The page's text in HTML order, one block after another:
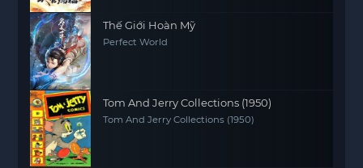
Thế Giới Hoàn Mỹ
Perfect World
Tom And Jerry Collections (1950)
Tom And Jerry Collections (1950)